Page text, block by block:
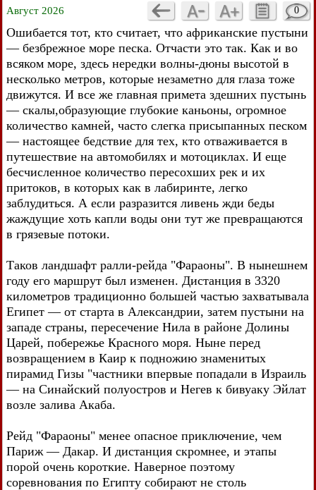
Август 2026 0
Ошибается тот, кто считает, что африканские пустыни
— безбрежное море песка. Отчасти это так. Как и во
всяком море, здесь нередки волны-дюны высотой в
несколько метров, которые незаметно для глаза тоже
движутся. И все же главная примета здешних пустынь
— скалы,образующие глубокие каньоны, огромное
количество камней, часто слегка присыпанных песком
— настоящее бедствие для тех, кто отваживается в
путешествие на автомобилях и мотоциклах. И еще
бесчисленное количество пересохших рек и их
притоков, в которых как в лабиринте, легко
заблудиться. А если разразится ливень жди беды
жаждущие хоть капли воды они тут же превращаются
в грязевые потоки.
Таков ландшафт ралли-рейда "Фараоны". В нынешнем
году его маршрут был изменен. Дистанция в 3320
километров традиционно большей частью захватывала
Египет — от старта в Александрии, затем пустыни на
западе страны, пересечение Нила в районе Долины
Царей, побережье Красного моря. Ныне перед
возвращением в Каир к подножию знаменитых
пирамид Гизы "частники впервые попадали в Израиль
— на Синайский полуостров и Негев к бивуаку Эйлат
возле залива Акаба.
Рейд "Фараоны" менее опасное приключение, чем
Париж — Дакар. И дистанция скромнее, и этапы
порой очень короткие. Наверное поэтому
соревнования по Египту собирают не столь